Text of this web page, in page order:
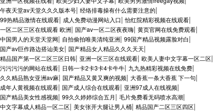
午夜天堂av天堂久久久版本号| 经络排毒操有什么需要注意的|
99热精品激情在线观看| 成人免费动漫网站入口|怡红院精彩视频在线观看|
一区二区三区在线观看 欧洲| 国产av一区二区夜夜嗨| 黄页官网在线免费观看|
中国男人的天堂天堂网| 自拍偷拍唯美清纯亚洲| 99国产精品视频露脸对白|
国产av巨作路边搭讪美女| 国产精品女人精品久久久天天|
精品国产第一区二区三区日韩| 亚洲一区三区在线观看| 欧美人妻中文字幕一区二区|
污污污污的网站在线看| 日韩一卡2卡3卡4卡牛牛| 九九热精彩视频在线免费|
久久精品熟女亚洲av麻| 国产精品又黄又爽的视频| 大香蕉一条大香蕉 下一句|
成年人黄视频在线观看| 国产成人综合在线观看| 亚洲97成人在线视频|
国产精品美女性感视频| 99久久婷婷综合五月| 毛片免费看无码喷水高潮|
中文字幕成人精品一区二区| 美女张开大腿让男人桶| 精品国产二区三区四区|